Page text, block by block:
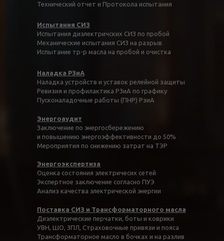
Технический отчет и Протокола испытания
Наладка РЗиА
Наладка устройств и уставок релейной защиты
Ревизия и профилактика РЗиА по графику
Пусконаладочные работы (ПНР) РзиА
Энергоаудит
Заключение по энергосбережению
и повышению энергоэффективности до 50%
Мероприятия по снижению затрат на ТЭР
Испытания СИЗ
Испытания диэлектричских СИЗ по пробой
Механические испытания СИЗ на разрыв
Испытание тр-р масла на пробой и очистка
Энергоэкспертиза
Оценка состояния электричесих сетей
Экспертное заключение согласно ПУЭ
Анализ качества электрической энергии
Поставка СИЗ и Трансформаторного масла
Диэлектрические перчатки, боты и коврики
УВН, ШО, ЗПЛ, Страховочные привязи и пояса
Трансформаторное масло в бочках и на разлив